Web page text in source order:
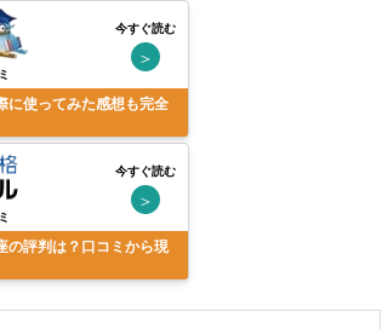
今すぐ読む
＞
に使ってみた感想も完全
今すぐ読む
＞
の評判は？口コミから現